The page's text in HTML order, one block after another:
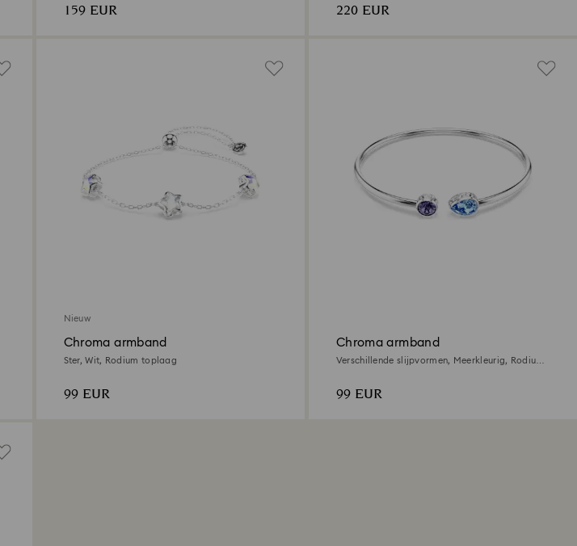
159 EUR 220 EUR
Nieuw
Chroma armband
Ster, Wit, Rodium toplaag
99 EUR
Chroma armband
Verschillende slijpvormen, Meerkleurig, Rodium
99 EUR